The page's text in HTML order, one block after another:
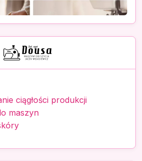
ciągłości produkcji
maszyn